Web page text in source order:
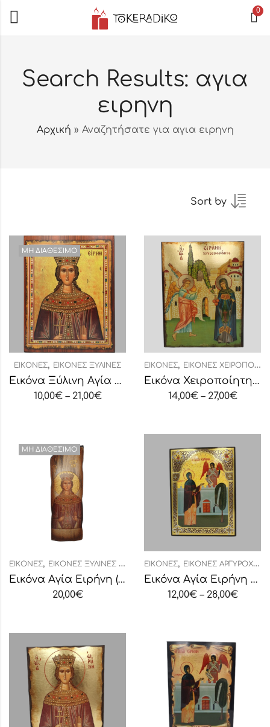
0
Search Results: αγια
ειρηνη
Αρχική » Αναζητήσατε για αγια ειρηνη
Sort by
ΜΗ ΔΙΑΘΈΣΙΜΟ
ΕΙΚΌΝΕΣ, ΕΙΚΌΝΕΣ ΞΎΛΙΝΕΣ
Εικόνα Ξύλινη Αγία Ειρήνη
10,00€ – 21,00€
ΕΙΚΌΝΕΣ, ΕΙΚΌΝΕΣ ΧΕΙΡΟΠΟΊΗΤΕΣ
Εικόνα Χειροποίητη “Αγία Ειρήνη Χρυσοβαλάντου”
14,00€ – 27,00€
ΜΗ ΔΙΑΘΈΣΙΜΟ
ΕΙΚΌΝΕΣ, ΕΙΚΌΝΕΣ ΞΎΛΙΝΕΣ ΤΎΠΟΥ ΚΕΡΑΜΊΔΙ
Εικόνα Αγία Ειρήνη (τύπου κεραμίδι)
20,00€
ΕΙΚΌΝΕΣ, ΕΙΚΌΝΕΣ ΑΡΓΥΡΟΧΡΥΣΟΤΥΠΊΑ
Εικόνα Αγία Ειρήνη Χρυσοβαλάντου
12,00€ – 28,00€